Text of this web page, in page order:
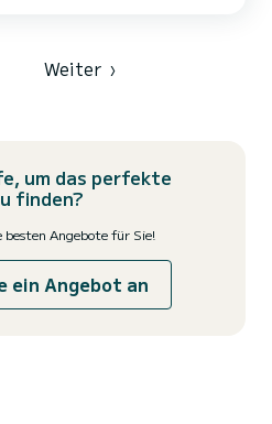
Weiter ›
um das perfekte
finden?
Angebote für Sie!
ein Angebot an